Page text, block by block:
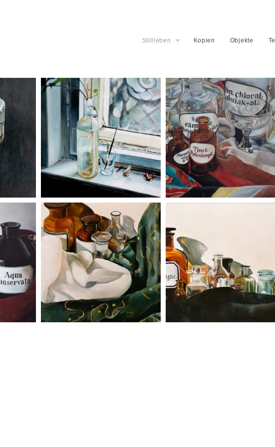
Stillleben Kopien Objekte
Atelier Gneisenau Straße
Apothekerflaschen mit bunter
Decke
Flaschen mit Decke